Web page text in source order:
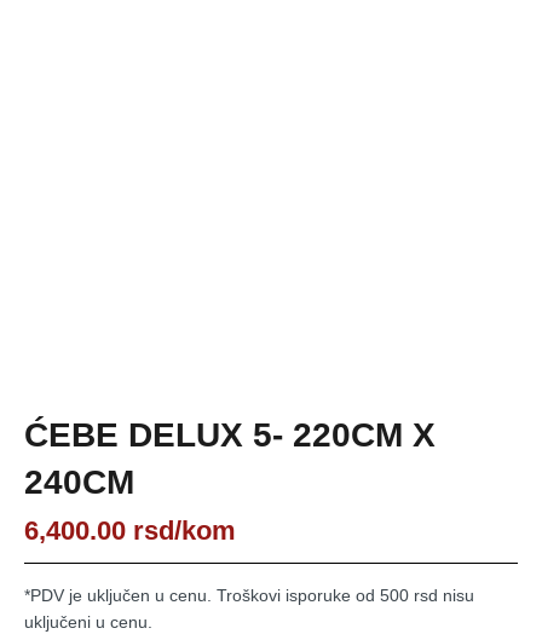
ĆEBE DELUX 5- 220CM X
240CM
6,400.00 rsd/kom
*PDV je uključen u cenu. Troškovi isporuke od 500 rsd nisu
uključeni u cenu.